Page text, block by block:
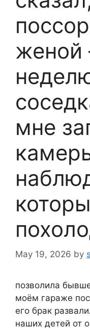
женой
мне
May 19, 2026 by
позволила
моём гараже
его брак
наших детей от